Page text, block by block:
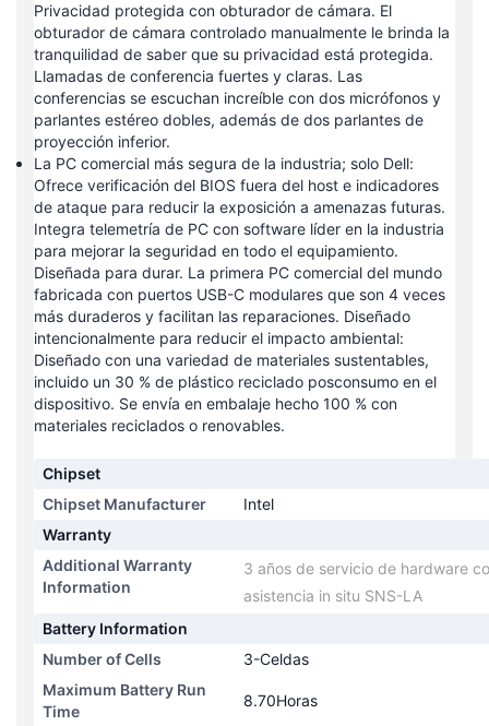
Privacidad protegida con obturador de cámara. El
obturador de cámara controlado manualmente le brinda la
tranquilidad de saber que su privacidad está protegida.
Llamadas de conferencia fuertes y claras. Las
conferencias se escuchan increíble con dos micrófonos y
parlantes estéreo dobles, además de dos parlantes de
proyección inferior.
La PC comercial más segura de la industria; solo Dell:
Ofrece verificación del BIOS fuera del host e indicadores
de ataque para reducir la exposición a amenazas futuras.
Integra telemetría de PC con software líder en la industria
para mejorar la seguridad en todo el equipamiento.
Diseñada para durar. La primera PC comercial del mundo
fabricada con puertos USB-C modulares que son 4 veces
más duraderos y facilitan las reparaciones. Diseñado
intencionalmente para reducir el impacto ambiental:
Diseñado con una variedad de materiales sustentables,
incluido un 30 % de plástico reciclado posconsumo en el
dispositivo. Se envía en embalaje hecho 100 % con
materiales reciclados o renovables.
Chipset
Chipset Manufacturer
Intel
Warranty
Additional Warranty
Information
3 años de servicio de hardware
asistencia in situ SNS-LA
Battery Information
Number of Cells
3-Celdas
Maximum Battery Run
Time
8.70Horas